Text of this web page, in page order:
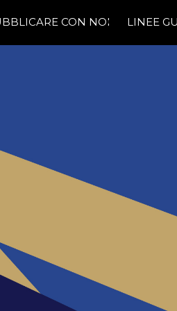
CON NOI LINEE